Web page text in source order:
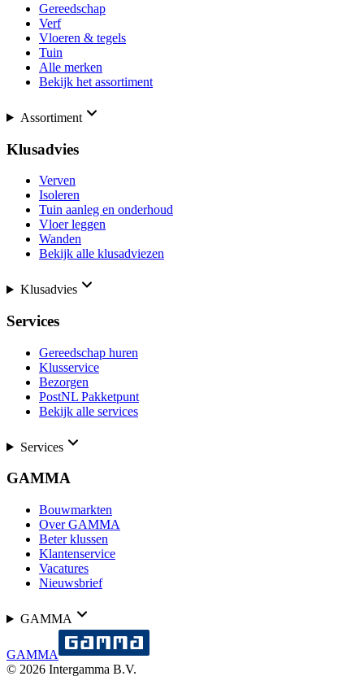
Gereedschap
Verf
Vloeren & tegels
Tuin
Alle merken
Bekijk het assortiment
Assortiment
Klusadvies
Verven
Isoleren
Tuin aanleg en onderhoud
Vloer leggen
Wanden
Bekijk alle klusadviezen
Klusadvies
Services
Gereedschap huren
Klusservice
Bezorgen
PostNL Pakketpunt
Bekijk alle services
Services
GAMMA
Bouwmarkten
Over GAMMA
Beter klussen
Klantenservice
Vacatures
Nieuwsbrief
GAMMA
GAMMA
© 2026 Intergamma B.V.